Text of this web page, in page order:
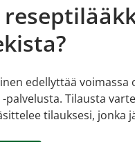
edellyttää voimassa
-palvelusta. Tilausta
tilauksesi, jonka